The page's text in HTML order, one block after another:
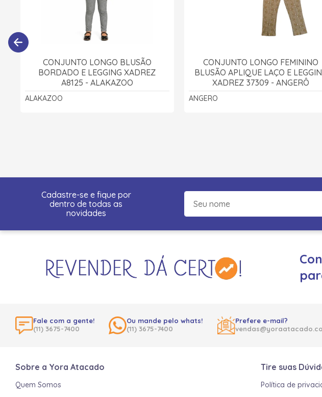
CONJUNTO LONGO BLUSÃO
BORDADO E LEGGING XADREZ
A8125 - ALAKAZOO
ALAKAZOO
CONJUNTO LONGO FEMININO
BLUSÃO APLIQUE LAÇO E
XADREZ 37309 - ANGERÔ
ANGERO
Cadastre-se e fique por
dentro de todas as
novidades
Fale com a gente!
(11) 3675-7400
Ou mande pelo whats!
(11) 3675-7400
Prefere e-mail?
Sobre a Yora Atacado
Quem Somos
Tire suas
Política de